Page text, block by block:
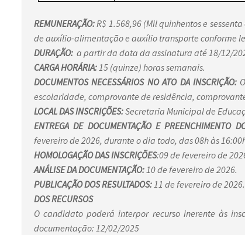
REMUNERAÇÃO:R$ 1.568,96 (Mil quinhentos e
de auxílio-alimentação e auxílio transporte conforme
DURAÇÃO: a partir da data da assinatura até 18/12/
CARGA HORÁRIA:15 (quinze) horas semanais.
DOCUMENTOS NECESSÁRIOS NO ATO DA INSCRIÇÃO:
escolaridade, comprovante de residência,
LOCAL DAS INSCRIÇÕES:Secretaria Municipal de
ENTREGA DE DOCUMENTAÇÃO E PREENCHIMENTO
fevereiro de 2026, durante o dia todo, das 08h às
HOMOLOGAÇÃO DAS INSCRIÇÕES:09 de fevereiro de
ANÁLISE DA DOCUMENTAÇÃO:10 de fevereiro de 2026.
PUBLICAÇÃO DOS RESULTADOS:11 de fevereiro de 2026.
DOS RECURSOS
O candidato poderá interpor recurso inerente às
documentação: 12/02/2025